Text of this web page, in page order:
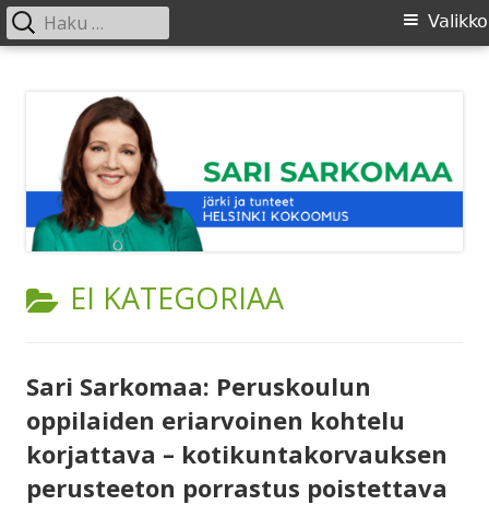
Ensisijainen
Valikko
Haku:
KATEGORIA:
EI KATEGORIAA
Sari Sarkomaa: Peruskoulun
oppilaiden eriarvoinen kohtelu
korjattava – kotikuntakorvauksen
perusteeton porrastus poistettava